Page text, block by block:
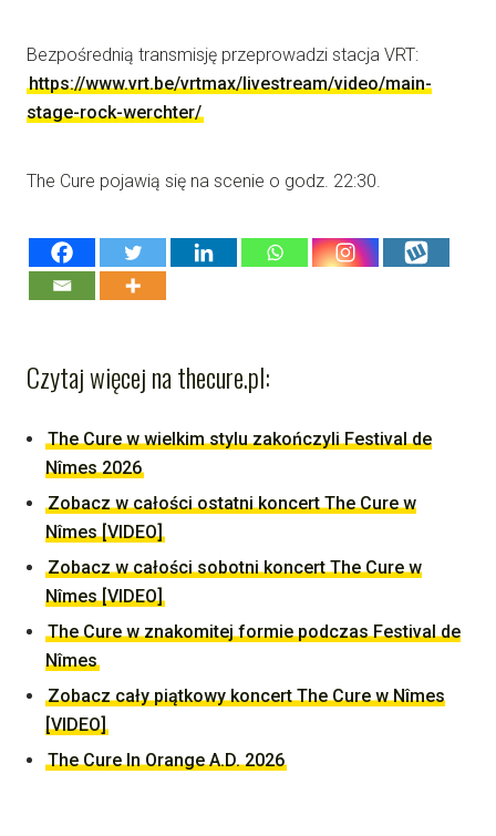
Bezpośrednią transmisję przeprowadzi stacja VRT:
https://www.vrt.be/vrtmax/livestream/video/main-
stage-rock-werchter/
The Cure pojawią się na scenie o godz. 22:30.
Czytaj więcej na thecure.pl:
The Cure w wielkim stylu zakończyli Festival de
Nîmes 2026
Zobacz w całości ostatni koncert The Cure w
Nîmes [VIDEO]
Zobacz w całości sobotni koncert The Cure w
Nîmes [VIDEO]
The Cure w znakomitej formie podczas Festival de
Nîmes
Zobacz cały piątkowy koncert The Cure w Nîmes
[VIDEO]
The Cure In Orange A.D. 2026